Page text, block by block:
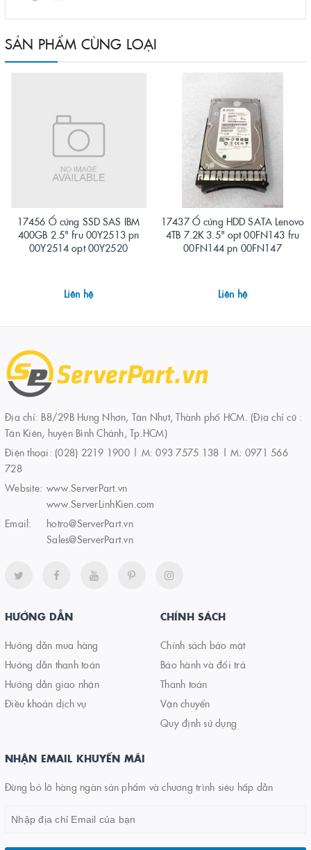
SẢN PHẨM CÙNG LOẠI
17456 Ổ cứng SSD SAS IBM
400GB 2.5" fru 00Y2513 pn
00Y2514 opt 00Y2520
Liên hệ
17437 Ổ cứng HDD SATA Lenovo
4TB 7.2K 3.5" opt 00FN143 fru
00FN144 pn 00FN147
Liên hệ
Địa chỉ: B8/29B Hưng Nhơn, Tân Nhựt, Thành phố HCM. (Địa chỉ cũ :
Tân Kiên, huyện Bình Chánh, Tp.HCM)
Điện thoại: (028) 2219 1900 | M: 093 7575 138 | M: 0971 566
728
Website: www.ServerPart.vn
www.ServerLinhKien.com
Email:
hotro@ServerPart.vn
Sales@ServerPart.vn
HƯỚNG DẪN
Hướng dẫn mua hàng
Hướng dẫn thanh toán
Hướng dẫn giao nhận
Điều khoản dịch vụ
CHÍNH SÁCH
Chính sách bảo mật
Bảo hành và đổi trả
Thanh toán
Vận chuyển
Quy định sử dụng
NHẬN EMAIL KHUYẾN MÃI
Đừng bỏ lỡ hàng ngàn sản phẩm và chương trình siêu hấp dẫn